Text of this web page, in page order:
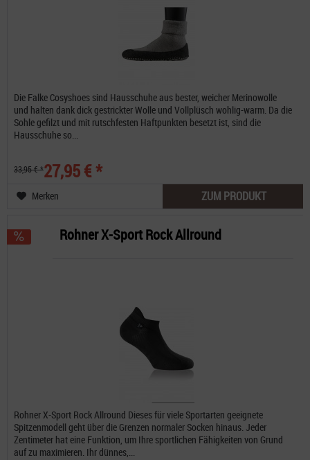
Die Falke Cosyshoes sind Hausschuhe aus bester, weicher Merinowolle
und halten dank dick gestrickter Wolle und Vollplüsch wohlig-warm. Da die
Sohle gefilzt und mit rutschfesten Haftpunkten besetzt ist, sind die
Hausschuhe so...
27,95 € *
33,95 € *
Merken ZUM PRODUKT
Rohner X-Sport Rock Allround Dieses für viele Sportarten geeignete
Spitzenmodell geht über die Grenzen normaler Socken hinaus. Jeder
Zentimeter hat eine Funktion, um Ihre sportlichen Fähigkeiten von Grund
auf zu maximieren. Ihr dünnes,...
Rohner X-Sport Rock Allround